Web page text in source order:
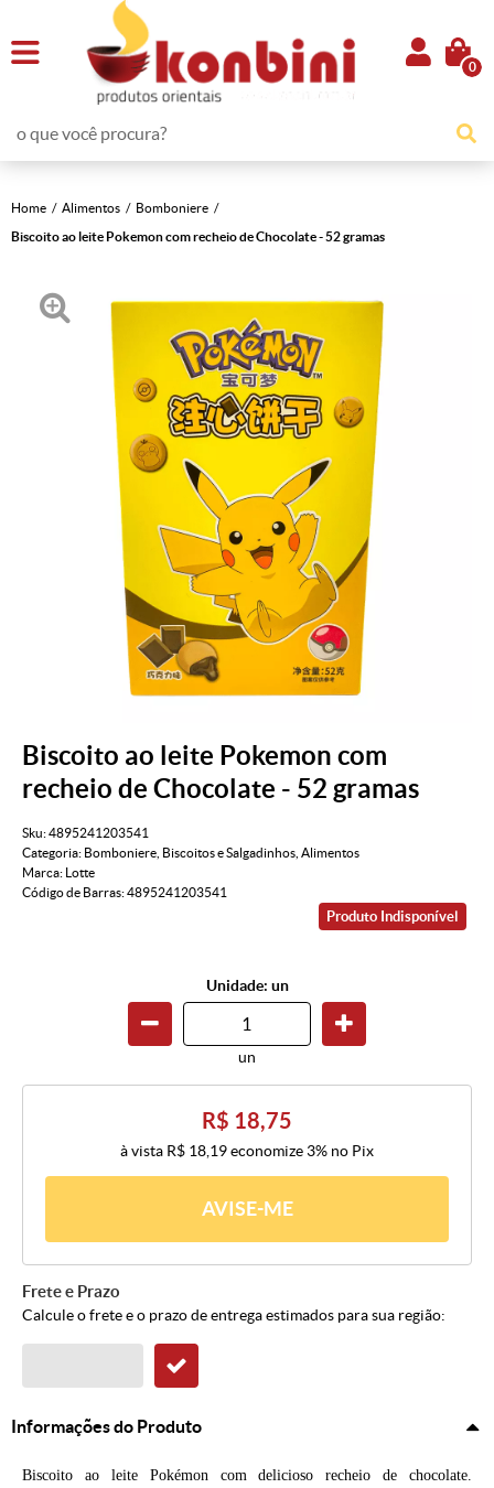
0
Home Alimentos
Bomboniere
Biscoito ao leite Pokemon com recheio de Chocolate - 52 gramas
Biscoito ao leite Pokemon com
recheio de Chocolate - 52 gramas
Sku:4895241203541
Categoria: Bomboniere Biscoitos e Salgadinhos Alimentos
Marca:
Lotte
Código de Barras:4895241203541
Produto Indisponível
Unidade: un
un
R$ 18,75
à vista R$ 18,19economize 3% no Pix
AVISE-ME
Frete e Prazo
Calcule o frete e o prazo de entrega estimados para sua região:
Informações do Produto
Biscoito ao leite Pokémon com delicioso recheio de chocolate.